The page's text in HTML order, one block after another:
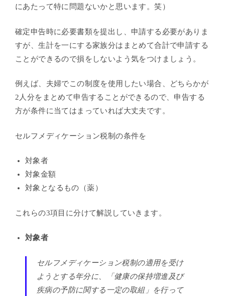
にあたって特に問題ないかと思います。笑）
確定申告時に必要書類を提出し、申請する必要がありま
すが、生計を一にする家族分はまとめて合計で申請する
ことができるので損をしないよう気をつけましょう。
例えば、夫婦でこの制度を使用したい場合、どちらかが
2人分をまとめて申告することができるので、申告する
方が条件に当てはまっていれば大丈夫です。
セルフメディケーション税制の条件を
対象者
対象金額
対象となるもの（薬）
これらの3項目に分けて解説していきます。
対象者
セルフメディケーション税制の適用を受け
ようとする年分に、「健康の保持増進及び
疾病の予防に関する一定の取組」を行って